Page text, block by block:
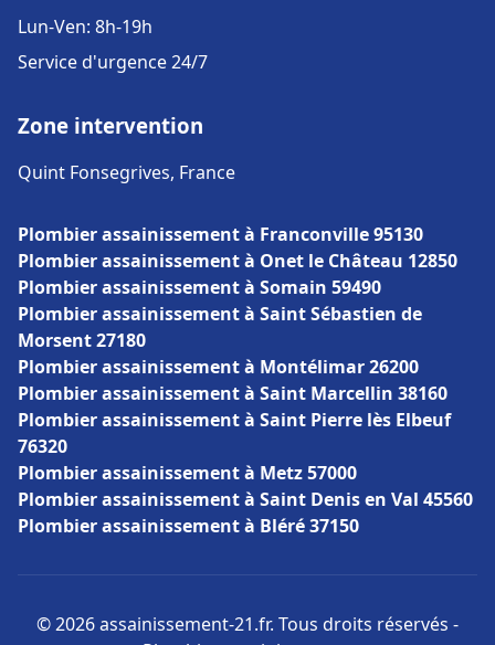
Lun-Ven: 8h-19h
Service d'urgence 24/7
Zone intervention
Quint Fonsegrives, France
Plombier assainissement à Franconville 95130
Plombier assainissement à Onet le Château 12850
Plombier assainissement à Somain 59490
Plombier assainissement à Saint Sébastien de
Morsent 27180
Plombier assainissement à Montélimar 26200
Plombier assainissement à Saint Marcellin 38160
Plombier assainissement à Saint Pierre lès Elbeuf
76320
Plombier assainissement à Metz 57000
Plombier assainissement à Saint Denis en Val 45560
Plombier assainissement à Bléré 37150
© 2026 assainissement-21.fr. Tous droits réservés -